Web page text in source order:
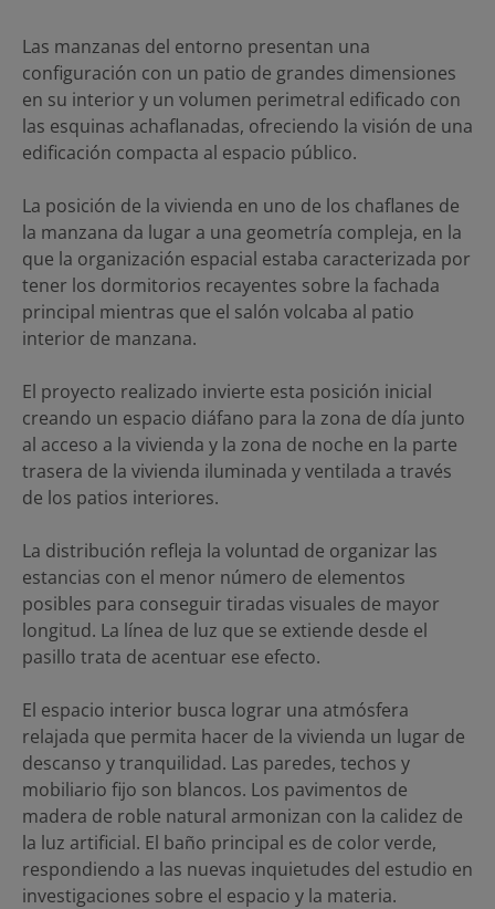
Las manzanas del entorno presentan una
configuración con un patio de grandes dimensiones
en su interior y un volumen perimetral edificado con
las esquinas achaflanadas, ofreciendo la visión de una
edificación compacta al espacio público.
La posición de la vivienda en uno de los chaflanes de
la manzana da lugar a una geometría compleja, en la
que la organización espacial estaba caracterizada por
tener los dormitorios recayentes sobre la fachada
principal mientras que el salón volcaba al patio
interior de manzana.
El proyecto realizado invierte esta posición inicial
creando un espacio diáfano para la zona de día junto
al acceso a la vivienda y la zona de noche en la parte
trasera de la vivienda iluminada y ventilada a través
de los patios interiores.
La distribución refleja la voluntad de organizar las
estancias con el menor número de elementos
posibles para conseguir tiradas visuales de mayor
longitud. La línea de luz que se extiende desde el
pasillo trata de acentuar ese efecto.
El espacio interior busca lograr una atmósfera
relajada que permita hacer de la vivienda un lugar de
descanso y tranquilidad. Las paredes, techos y
mobiliario fijo son blancos. Los pavimentos de
madera de roble natural armonizan con la calidez de
la luz artificial. El baño principal es de color verde,
respondiendo a las nuevas inquietudes del estudio en
investigaciones sobre el espacio y la materia.